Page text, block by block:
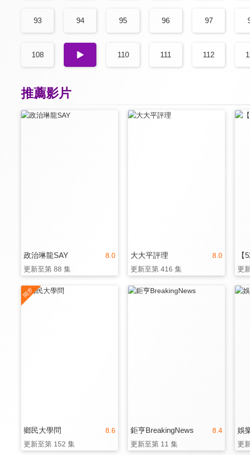
93 94 95 96 97
108 109 110 111 112
推薦影片
8.0
政治琳龍SAY
更新至第 88 集
8.0
大大平評理
更新至第 416 集
【
更
8.6
鄉民大學問
更新至第 152 集
8.4
鉅亨BreakingNews
更新至第 11 集
娛
更